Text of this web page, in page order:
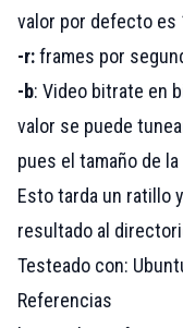
valor por defecto es
-r:frames por
-b: Video bitrate en
valor se puede
pues el tamaño de
Esto tarda un ratillo
resultado al
Testeado con:
Referencias